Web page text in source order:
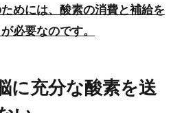
那...
夜だけサラダダイエット
めには、酸素の消費と補給を
必要なのです。
に充分な酸素を送